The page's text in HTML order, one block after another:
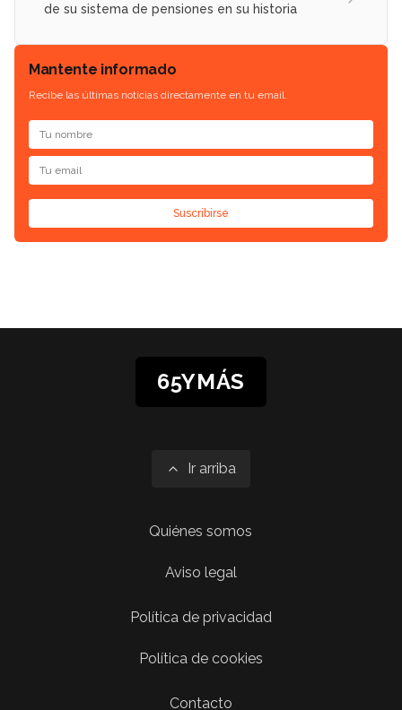
de su sistema de pensiones en su historia
Mantente informado
Recibe las últimas noticias directamente en tu email.
Suscribirse
65YMÁS
Ir arriba
Quiénes somos
Aviso legal
Política de privacidad
Política de cookies
Contacto